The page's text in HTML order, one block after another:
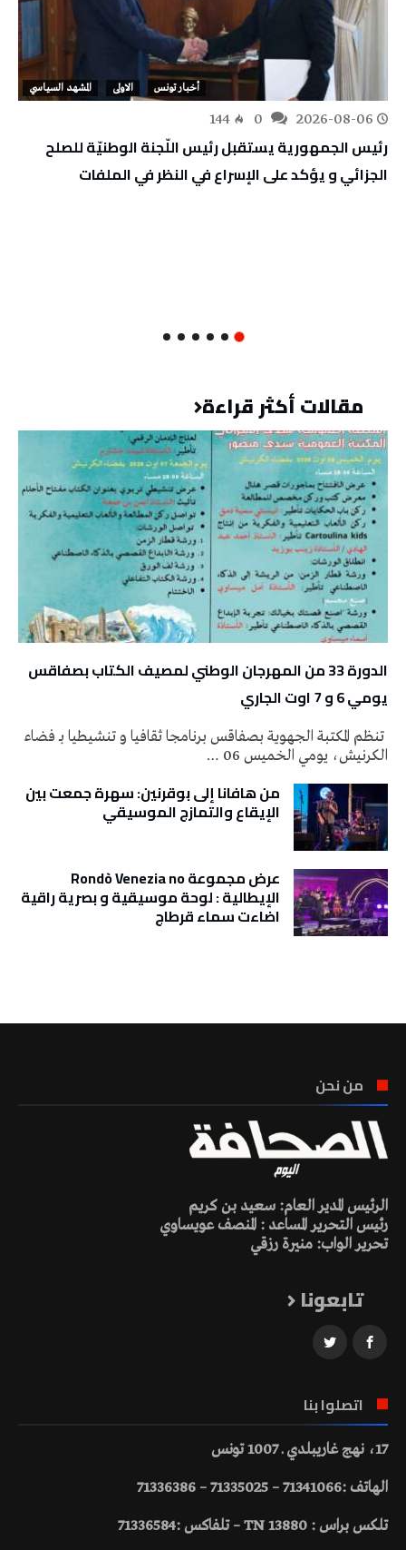
أخبار تونس الاولى المشهد السياسي
2026-08-06
144
رئيس الجمهورية يستقبل رئيس اللّجنة الوطنيّة للصلح
الجزائي و يؤكد على الإسراع في النظر في الملفات
مقالات أكثر قراءة
الدورة 33 من المهرجان الوطني لمصيف الكتاب بصفاقس
يومي 6 و 7 اوت الجاري
تنظم المكتبة الجهوية بصفاقس برنامجا ثقافيا و تنشيطيا بـ فضاء
الكرنيش، يومي الخميس 06 …
من هافانا إلى بوقرنين: سهرة جمعت بين
الإيقاع والتمازج الموسيقي
عرض مجموعة Rondò Venezia no
الإيطالية : لوحة موسيقية و بصرية راقية
اضاءت سماء قرطاج
من نحن
الرئيس المدير العام: سعيد بن كريم
رئيس التحرير المساعد : المنصف عويساوي
تحرير الواب: منيرة رزقي
تابعونا
اتصلوا بنا
17، نهج غاريبلدي ـ 1007 تونس
الهاتف :71341066 – 71335025 – 71336386
تلكس براس : 13880 TN – تلفاكس :71336584